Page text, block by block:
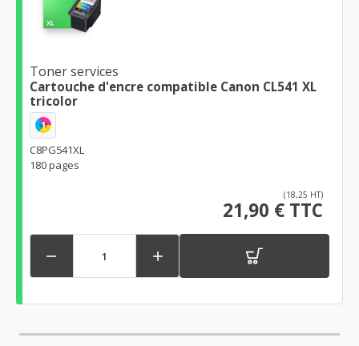
Toner services
Cartouche d'encre compatible Canon CL541 XL
tricolor
1
C8PG541XL
180 pages
(18,25 HT)
21,90 € TTC
 